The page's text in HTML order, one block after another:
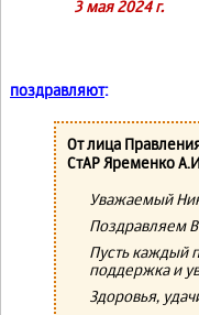
3 мая 2024 г.
поздравляют:
От лица
СтАР Яременко
Уважаемый
Поздравляем
Пусть каждый
поддержка и
Здоровья,